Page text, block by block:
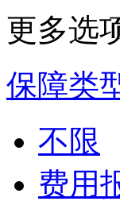
更多选
保障类
不限
费用